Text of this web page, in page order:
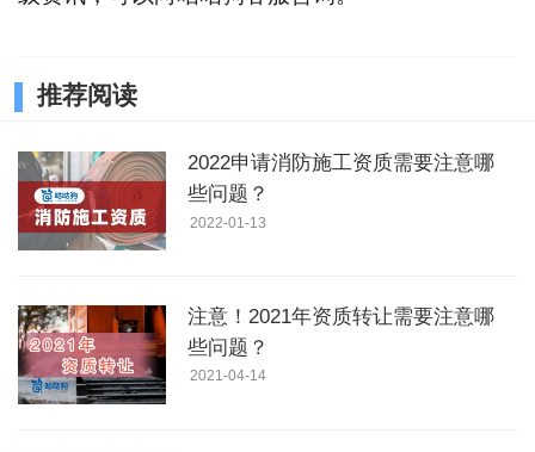
推荐阅读
2022申请消防施工资质需要注意哪
些问题？
2022-01-13
注意！2021年资质转让需要注意哪
些问题？
2021-04-14